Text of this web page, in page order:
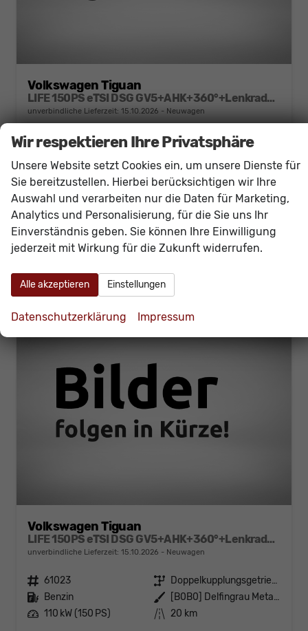
Volkswagen Tiguan
LIFE 150PS eTSI DSG GV5+AHK+360°+Lenkradheiz+IQ.Drive+ACC+App+eHeck+LED
unverbindliche Lieferzeit: 15.10.2026 Neuwagen
Fahrzeugnr. 61022 Getriebe
Leistung 110 kW (150 PS) Kilometerstand 20 km
36.430,– €
incl. 19% MwSt.
Details
Verbrauch kombiniert:6,20 l/100km
CO2-Klasse: E
CO -Emissionen:140,00 g/km
Volkswagen Tiguan
LIFE 150PS eTSI DSG GV5+AHK+360°+Lenkradheiz+IQ.Drive+ACC+App+eHeck+LED
unverbindliche Lieferzeit: 15.10.2026 Neuwagen
Fahrzeugnr. 61023 Getriebe
Doppelkupplungsgetriebe (DSG)
Kraftstoff Benzin Außenfarbe
[B0B0] Delfingrau Metallic
Leistung 110 kW (150 PS) Kilometerstand 20 km
Wir respektieren Ihre Privatsphäre
Unsere Website setzt Cookies ein, um unsere Dienste für
Sie bereitzustellen. Hierbei berücksichtigen wir Ihre
Auswahl und verarbeiten nur die Daten für Marketing,
Analytics und Personalisierung, für die Sie uns Ihr
Einverständnis geben. Sie können Ihre Einwilligung
jederzeit mit Wirkung für die Zukunft widerrufen.
Alle akzeptieren Einstellungen
Datenschutzerklärung Impressum